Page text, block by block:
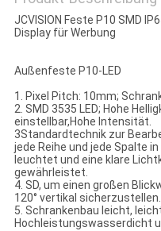
JCVISION Feste P10 SMD
Display für Werbung
Außenfeste P10-LED
1. Pixel Pitch: 10mm;
2. SMD 3535 LED; Hohe
einstellbar,Hohe Intensität.
3Standardtechnik zur
jede Reihe und jede Spalte
leuchtet und eine klare
gewährleistet.
4. SD, um einen großen
120° vertikal sicherzustellen.
5. Schrankenbau leicht,
Hochleistungswasserdicht